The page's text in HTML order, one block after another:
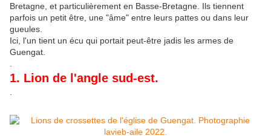
Bretagne, et particulièrement en Basse-Bretagne. Ils tiennent
parfois un petit être, une "âme" entre leurs pattes ou dans leur
gueules.
Ici, l'un tient un écu qui portait peut-être jadis les armes de
Guengat.
1. Lion de l'angle sud-est.